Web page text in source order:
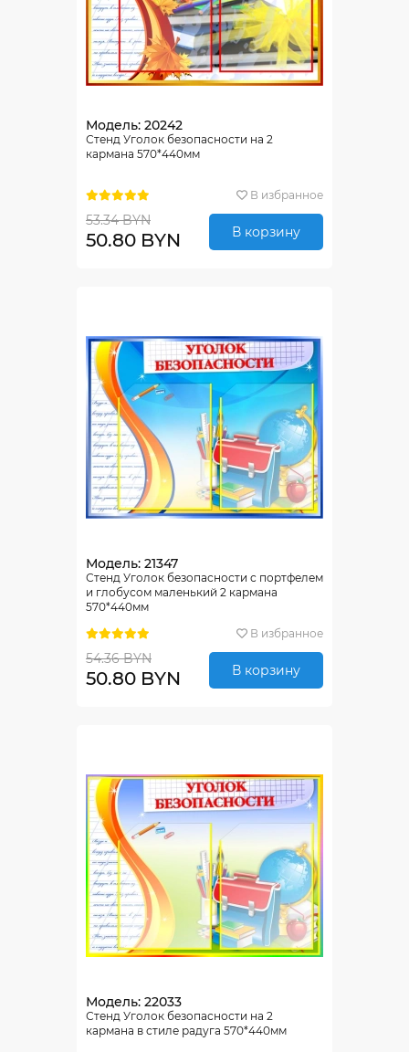
Модель: 20242
Стенд Уголок безопасности на 2
кармана 570*440мм
В избранное
53.34 BYN
50.80 BYN В корзину
Модель: 21347
Стенд Уголок безопасности с портфелем
и глобусом маленький 2 кармана
570*440мм
В избранное
54.36 BYN
50.80 BYN В корзину
Модель: 22033
Стенд Уголок безопасности на 2
кармана в стиле радуга 570*440мм